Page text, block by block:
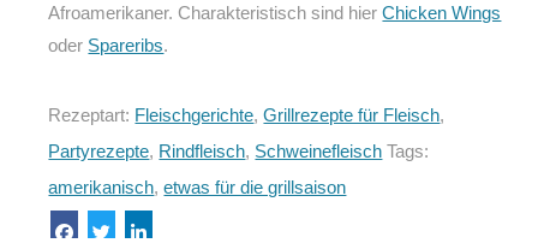
Afroamerikaner. Charakteristisch sind hierChicken Wings
oder Spareribs.
Rezeptart: Fleischgerichte,Grillrezepte für Fleisch,
Partyrezepte, Rindfleisch, Schweinefleisch Tags:
amerikanisch,etwas für die grillsaison